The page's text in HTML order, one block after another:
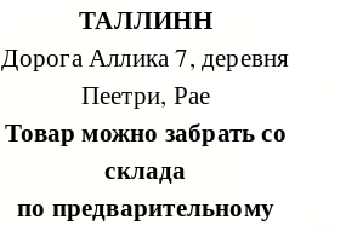
ТАЛЛИНН
Дорога Аллика 7, деревня
Пеетри, Рае
Товар можно забрать со
склада
по предварительному